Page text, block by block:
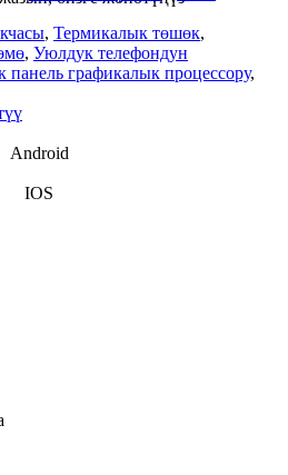
, Термикалык төшөк,
, Уюлдук телефондун
панель графикалык процессору,
Android
IOS